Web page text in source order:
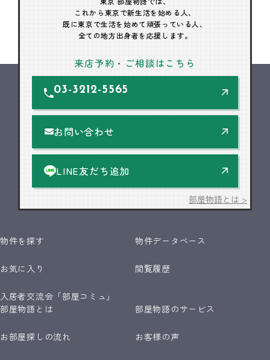
これから東京で新生活を始める人、
既に東京で生活を始めて頑張っている人、
全ての地方出身者を応援します。
来店予約・ご相談はこちら
03-3212-5565
お問い合わせ
LINE友だち追加
部屋物語とは >
物件を探す 物件データベース
お気に入り 閲覧履歴
入居者交流会「部屋コミュ」
部屋物語とは
部屋物語のサービス
お部屋探しの流れ お客様の声